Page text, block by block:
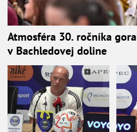
Atmosféra 30. ročníka
v Bachledovej doline